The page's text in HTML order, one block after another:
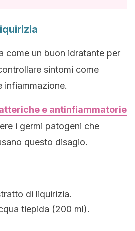
come un buon idratante per
sintomi come
infiammazione.
e antinfiammatorie
i germi patogeni che
questo disagio.
di liquirizia.
tiepida (200 ml).